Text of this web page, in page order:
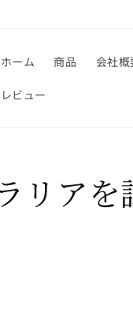
ホーム 商品 会社概
レビュー
リア